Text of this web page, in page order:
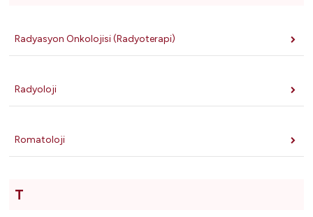
Radyasyon Onkolojisi (Radyoterapi)
Radyoloji
Romatoloji
T